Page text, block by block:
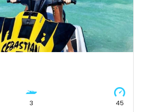
3 45